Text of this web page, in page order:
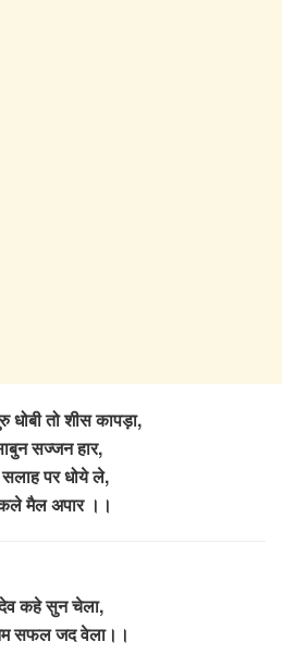
धोबी तो शीस कापड़ा,
सज्जन हार,
पर धोये ले,
मैल अपार ।।
कहे सुन चेला,
सफल जद वेला।।